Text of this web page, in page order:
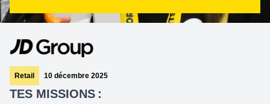
Retail 10 décembre 2025
TES MISSIONS :